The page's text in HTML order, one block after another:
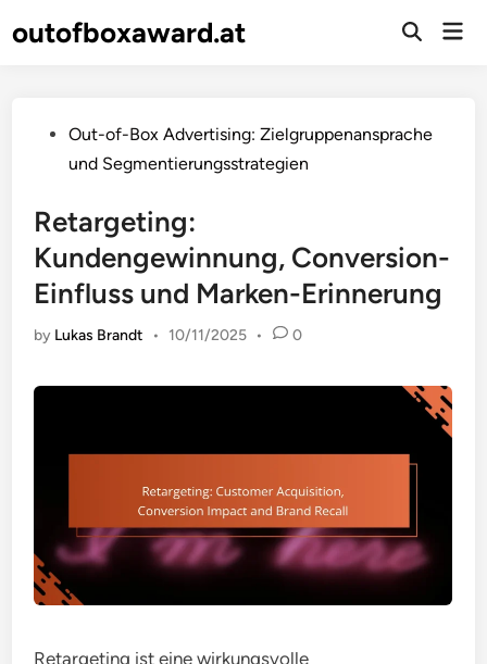
tooutofboxaward.at
Open
PostedOut-of-Box Advertising: Zielgruppenansprache
und Segmentierungsstrategien
Retargeting:
Kundengewinnung, Conversion-
Einfluss und Marken-Erinnerung
by Lukas Brandt • 10/11/2025 • 0
Retargeting ist eine wirkungsvolle